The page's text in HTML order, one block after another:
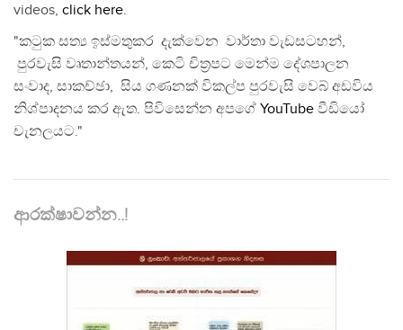
videos, click here.
"කටුක සත්‍ය ඉස්මතුකර දැක්වෙන වාර්තා වැඩසටහන්,
පුරවැසි වෘතාන්තයන්, කෙටි චිත්‍රපට මෙන්ම දේශපාලන
සංවාද, සාකච්ඡා, සිය ගණනක් විකල්ප පුරවැසි වෙබ් අඩවිය
නිශ්පාදනය කර ඇත. පිවිසෙන්න අපගේ YouTube වීඩියෝ
චැනලයට."
ආරක්ෂාවන්න..!